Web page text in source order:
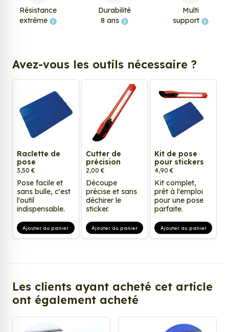
Résistance
extrême
Durabilité
8 ans
Multi
support
Avez-vous les outils nécessaire ?
Raclette de
pose
3,50 €
Pose facile et
sans bulle, c'est
l'outil
indispensable.
Ajouter au panier
Cutter de
précision
2,00 €
Découpe
précise et sans
déchirer le
sticker.
Ajouter au panier
Kit de pose
pour stickers
4,90 €
Kit complet,
prêt à l'emploi
pour une pose
parfaite.
Ajouter au panier
Les clients ayant acheté cet article
ont également acheté